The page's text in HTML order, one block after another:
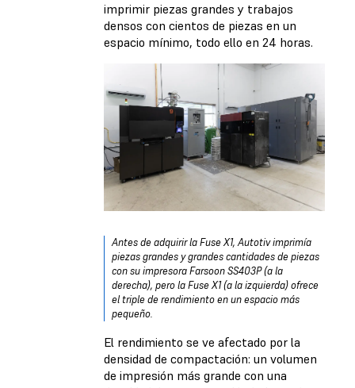
imprimir piezas grandes y trabajos
densos con cientos de piezas en un
espacio mínimo, todo ello en 24 horas.
Antes de adquirir la Fuse X1, Autotiv imprimía
piezas grandes y grandes cantidades de piezas
con su impresora Farsoon SS403P (a la
derecha), pero la Fuse X1 (a la izquierda) ofrece
el triple de rendimiento en un espacio más
pequeño.
El rendimiento se ve afectado por la
densidad de compactación: un volumen
de impresión más grande con una